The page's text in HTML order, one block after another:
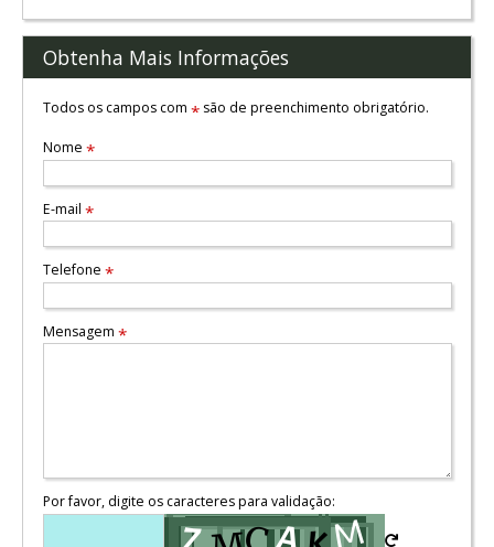
Obtenha Mais Informações
Todos os campos com *são de preenchimento obrigatório.
Nome *
E-mail *
Telefone *
Mensagem *
Por favor, digite os caracteres para validação: